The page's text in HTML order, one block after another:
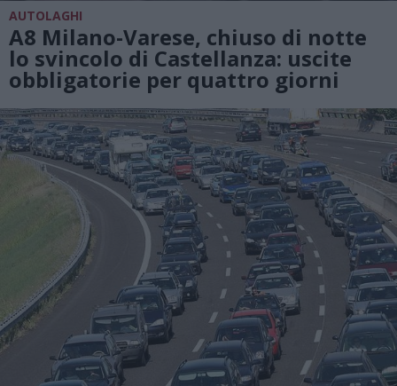
AUTOLAGHI
A8 Milano-Varese, chiuso di notte
lo svincolo di Castellanza: uscite
obbligatorie per quattro giorni